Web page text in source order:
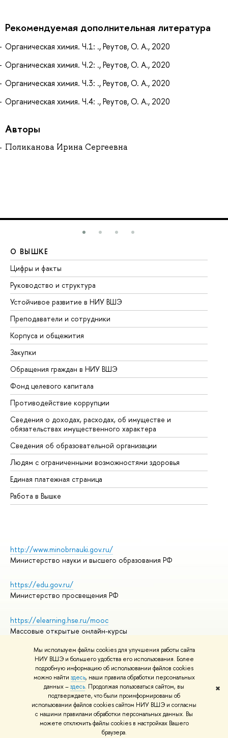
Мы используем файлы cookies для улучшения работы сайта
НИУ ВШЭ и большего удобства его использования. Более
подробную информацию об использовании файлов cookies
можно найти здесь, наши правила обработки персональных
данных –здесь. Продолжая пользоваться сайтом, вы
подтверждаете, что были проинформированы об
использовании файлов cookies сайтом НИУ ВШЭ и согласны
с нашими правилами обработки персональных данных. Вы
можете отключить файлы cookies в настройках Вашего
браузера.
✖
Рекомендуемая дополнительная литература
Органическая химия. Ч.1: ., Реутов, О. А., 2020
Органическая химия. Ч.2: ., Реутов, О. А., 2020
Органическая химия. Ч.3: ., Реутов, О. А., 2020
Органическая химия. Ч.4: ., Реутов, О. А., 2020
Авторы
Поликанова Ирина Сергеевна
О ВЫШКЕ
Цифры и факты
Руководство и структура
Устойчивое развитие в НИУ ВШЭ
Преподаватели и сотрудники
Корпуса и общежития
Закупки
Обращения граждан в НИУ ВШЭ
Фонд целевого капитала
Противодействие коррупции
Сведения о доходах, расходах, об имуществе и
обязательствах имущественного характера
Сведения об образовательной организации
Людям с ограниченными возможностями здоровья
Единая платежная страница
Работа в Вышке
http://www.minobrnauki.gov.ru/
Министерство науки и высшего образования РФ
https://edu.gov.ru/
Министерство просвещения РФ
https://elearning.hse.ru/mooc
Массовые открытые онлайн-курсы
© НИУ ВШЭ 1993–2026
Адреса и контакты
Условия использования материалов
Политика конфиденциальности
Правила применения рекомендательных технологий в НИУ ВШЭ
Карта сайта